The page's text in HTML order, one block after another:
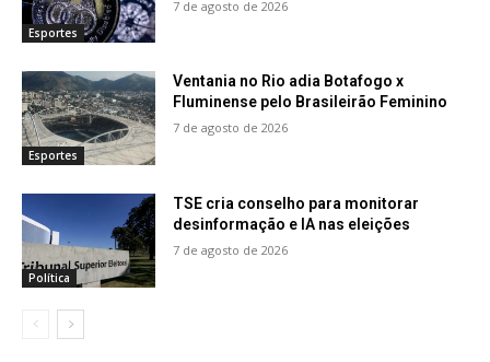
Esportes
7 de agosto de 2026
Esportes
Ventania no Rio adia Botafogo x
Fluminense pelo Brasileirão Feminino
7 de agosto de 2026
Política
TSE cria conselho para monitorar
desinformação e IA nas eleições
7 de agosto de 2026